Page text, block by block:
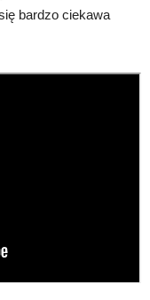
bardzo ciekawa